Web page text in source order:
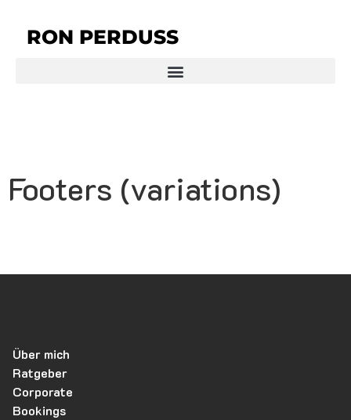
RON PERDUSS
Footers (variations)
Über mich
Ratgeber
Corporate
Bookings